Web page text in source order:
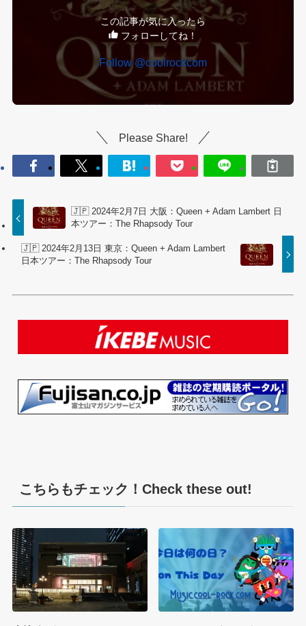
この記事が気に入ったら
フォローしてね！
Follow @coolrockcom
Please Share!
🇯🇵 2024年2月7日 大阪：Queen + Adam Lambert 日
本ツアー：The Rhapsody Tour
🇯🇵 2024年2月13日 東京：Queen + Adam Lambert
日本ツアー：The Rhapsody Tour
こちらもチェック！Check these out!